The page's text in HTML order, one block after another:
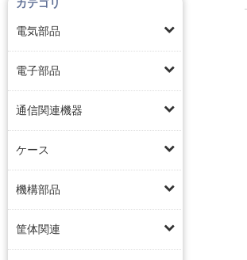
カテゴリ
電気部品
電子部品
通信関連機器
ケース
機構部品
筐体関連